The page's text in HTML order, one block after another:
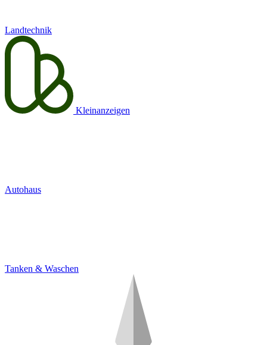
Landtechnik
Kleinanzeigen
Autohaus
Tanken & Waschen